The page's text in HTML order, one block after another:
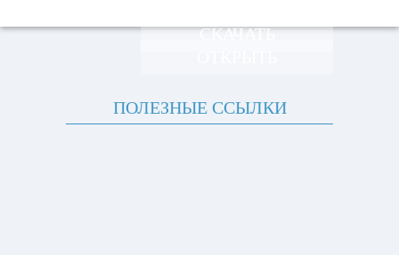
СКАЧАТЬ
ПОЛЕЗНЫЕ ССЫЛКИ